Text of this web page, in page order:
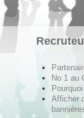
No 1 au
Afficher